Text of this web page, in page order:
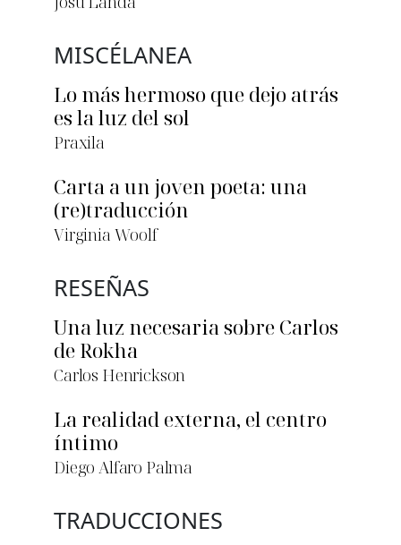
MISCÉLANEA
Lo más hermoso que dejo atrás
es la luz del sol
Praxila
Carta a un joven poeta: una
(re)traducción
Virginia Woolf
RESEÑAS
Una luz necesaria sobre Carlos
de Rokha
Carlos Henrickson
La realidad externa, el centro
íntimo
Diego Alfaro Palma
TRADUCCIONES